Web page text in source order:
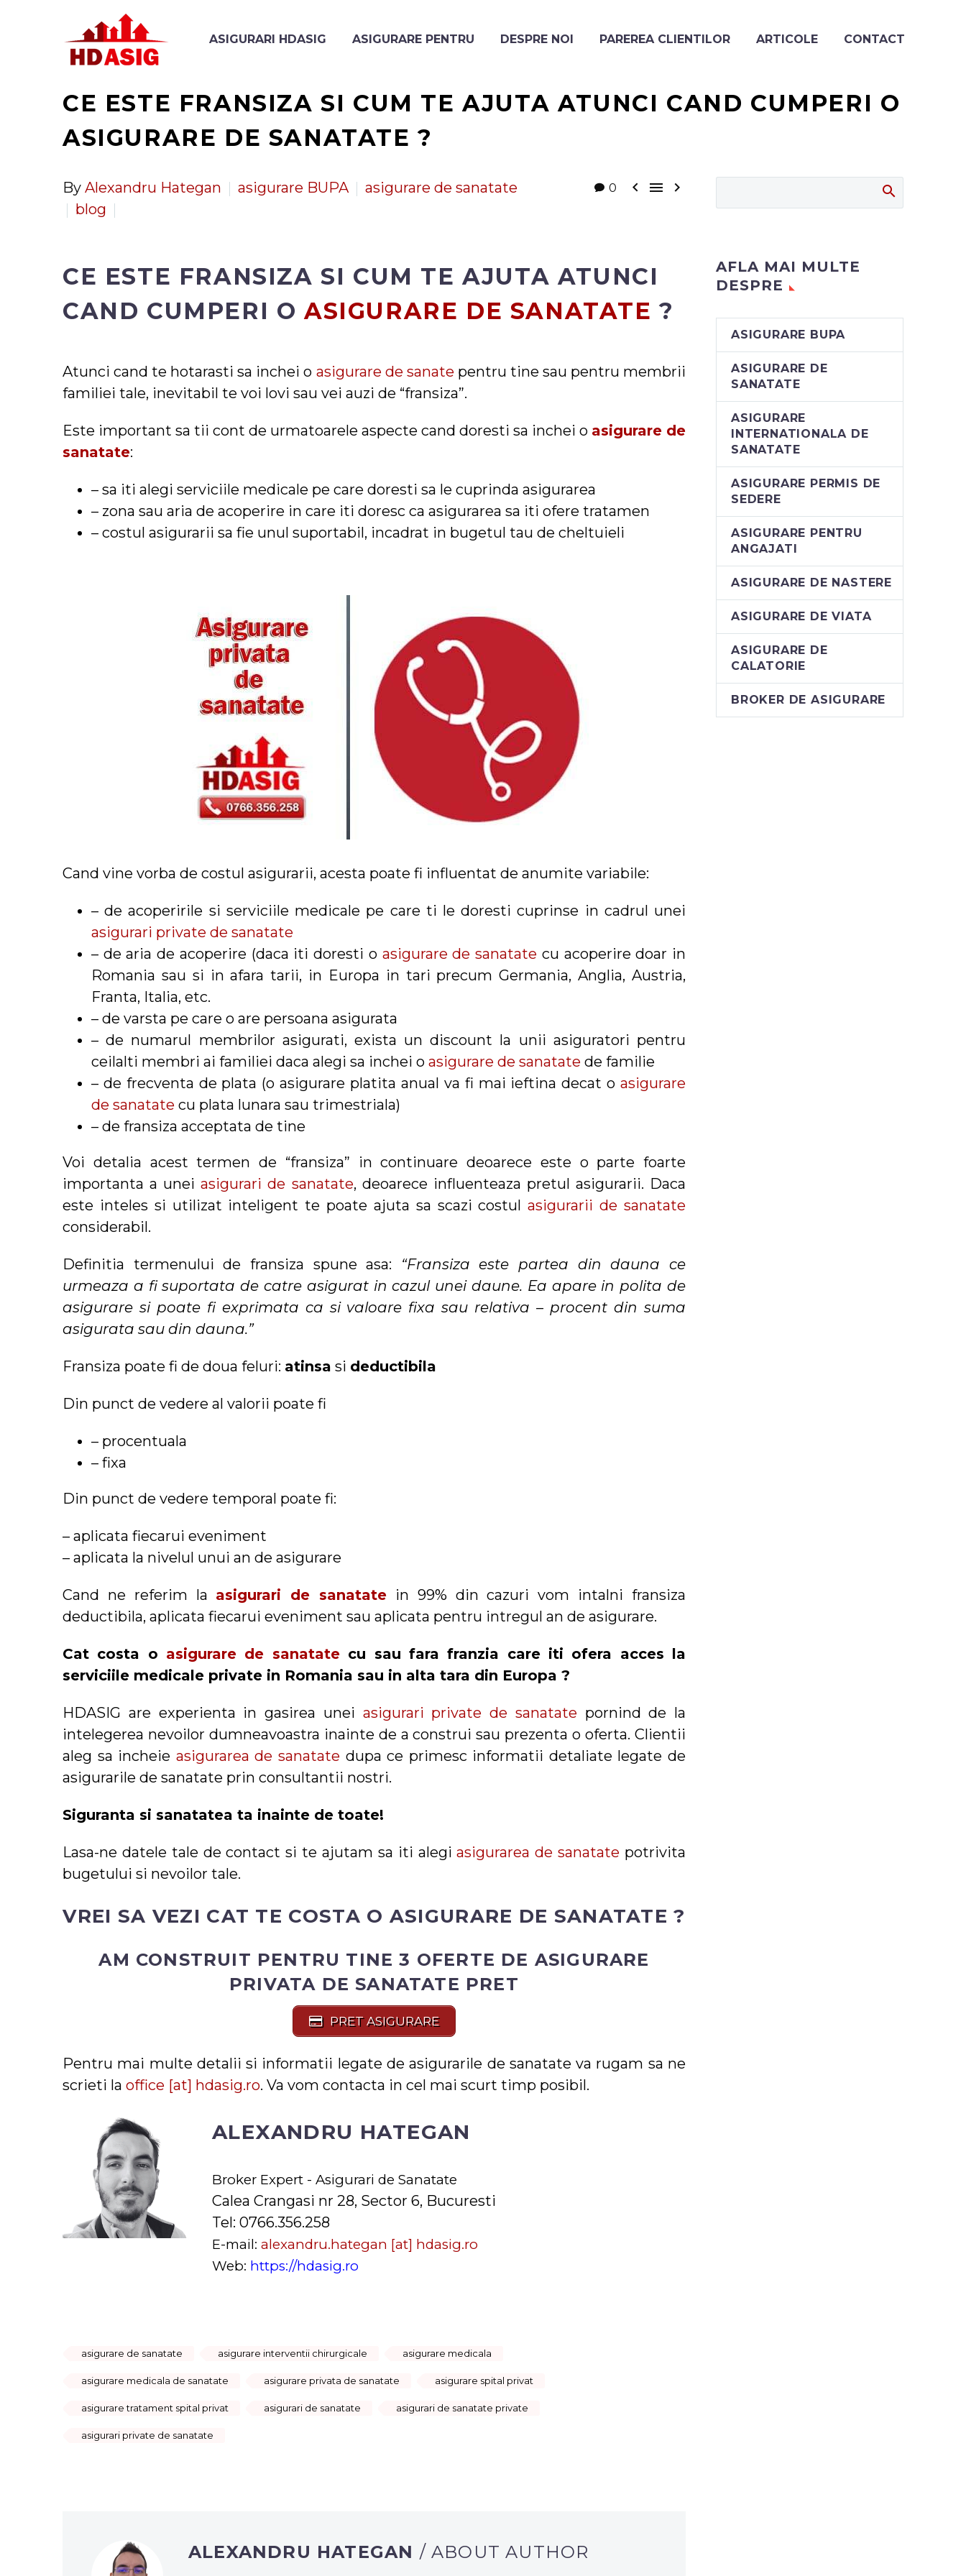
ASIGURARI HDASIG ASIGURARE PENTRU DESPRE NOI PAREREA CLIENTILOR ARTICOLE CONTACT
CE ESTE FRANSIZA SI CUM TE AJUTA ATUNCI CAND CUMPERI O
ASIGURARE DE SANATATE ?
0   
By Alexandru Hategan asigurare BUPA
asigurare de sanatate
blog
CE ESTE FRANSIZA SI CUM TE AJUTA ATUNCI
CAND CUMPERI OASIGURARE DE SANATATE ?
Atunci cand te hotarasti sa inchei o asigurare de sanate pentru tine sau pentru membrii
familiei tale, inevitabil te voi lovi sau vei auzi de “fransiza”.
Este important sa tii cont de urmatoarele aspecte cand doresti sa inchei o asigurare de
sanatate:
– sa iti alegi serviciile medicale pe care doresti sa le cuprinda asigurarea
– zona sau aria de acoperire in care iti doresc ca asigurarea sa iti ofere tratamen
– costul asigurarii sa fie unul suportabil, incadrat in bugetul tau de cheltuieli
Cand vine vorba de costul asigurarii, acesta poate fi influentat de anumite variabile:
– de acoperirile si serviciile medicale pe care ti le doresti cuprinse in cadrul unei
asigurari private de sanatate
– de aria de acoperire (daca iti doresti o asigurare de sanatate cu acoperire doar in
Romania sau si in afara tarii, in Europa in tari precum Germania, Anglia, Austria,
Franta, Italia, etc.
– de varsta pe care o are persoana asigurata
– de numarul membrilor asigurati, exista un discount la unii asiguratori pentru
ceilalti membri ai familiei daca alegi sa inchei o asigurare de sanatate de familie
– de frecventa de plata (o asigurare platita anual va fi mai ieftina decat o asigurare
de sanatate cu plata lunara sau trimestriala)
– de fransiza acceptata de tine
Voi detalia acest termen de “fransiza” in continuare deoarece este o parte foarte
importanta a uneiasigurari de sanatate, deoarece influenteaza pretul asigurarii. Daca
este inteles si utilizat inteligent te poate ajuta sa scazi costulasigurarii de sanatate
considerabil.
Definitia termenului de fransiza spune asa: “Fransiza este partea din dauna ce
urmeaza a fi suportata de catre asigurat in cazul unei daune. Ea apare in polita de
asigurare si poate fi exprimata ca si valoare fixa sau relativa – procent din suma
asigurata sau din dauna.”
Fransiza poate fi de doua feluri: atinsa si deductibila
Din punct de vedere al valorii poate fi
– procentuala
– fixa
Din punct de vedere temporal poate fi:
– aplicata fiecarui eveniment
– aplicata la nivelul unui an de asigurare
Cand ne referim la asigurari de sanatate in 99% din cazuri vom intalni fransiza
deductibila, aplicata fiecarui eveniment sau aplicata pentru intregul an de asigurare.
Cat costa o asigurare de sanatatecu sau fara franzia care iti ofera acces la
serviciile medicale private in Romania sau in alta tara din Europa ?
HDASIG are experienta in gasirea unei asigurari private de sanatate pornind de la
intelegerea nevoilor dumneavoastra inainte de a construi sau prezenta o oferta. Clientii
aleg sa incheie asigurarea de sanatate dupa ce primesc informatii detaliate legate de
asigurarile de sanatate prin consultantii nostri.
Siguranta si sanatatea ta inainte de toate!
Lasa-ne datele tale de contact si te ajutam sa iti alegiasigurarea de sanatate potrivita
bugetului si nevoilor tale.
VREI SA VEZI CAT TE COSTA O ASIGURARE DE SANATATE ?
AM CONSTRUIT PENTRU TINE 3 OFERTE DE ASIGURARE
PRIVATA DE SANATATE PRET
PRET ASIGURARE
Pentru mai multe detalii si informatii legate de asigurarile de sanatate va rugam sa ne
scrieti la office [at] hdasig.ro. Va vom contacta in cel mai scurt timp posibil.
ALEXANDRU HATEGAN
Broker Expert - Asigurari de Sanatate
Calea Crangasi nr 28, Sector 6, Bucuresti
Tel: 0766.356.258
E-mail: alexandru.hategan [at] hdasig.ro
Web: https://hdasig.ro
asigurare de sanatate asigurare interventii chirurgicale asigurare medicala
asigurare medicala de sanatate asigurare privata de sanatate asigurare spital privat
asigurare tratament spital privat asigurari de sanatate asigurari de sanatate private
asigurari private de sanatate
ALEXANDRU HATEGAN / ABOUT AUTHOR
AFLA MAI MULTE
DESPRE
ASIGURARE BUPA
ASIGURARE DE
SANATATE
ASIGURARE
INTERNATIONALA DE
SANATATE
ASIGURARE PERMIS DE
SEDERE
ASIGURARE PENTRU
ANGAJATI
ASIGURARE DE NASTERE
ASIGURARE DE VIATA
ASIGURARE DE
CALATORIE
BROKER DE ASIGURARE